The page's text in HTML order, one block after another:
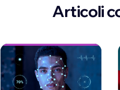
Articoli